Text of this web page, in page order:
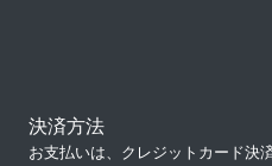
決済方法
お支払いは、クレジットカード決